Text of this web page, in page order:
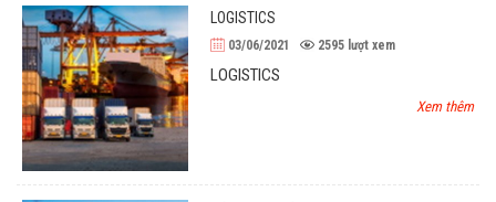
LOGISTICS
03/06/2021 2595 lượt xem
LOGISTICS
Xem thêm